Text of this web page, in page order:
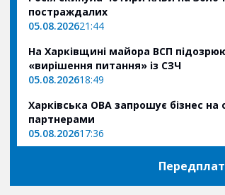
постраждалих
05.08.202621:44
На Харківщині майора ВСП
«вирішення питання» із СЗЧ
05.08.202618:49
Харківська ОВА запрошує бізнес
партнерами
05.08.202617:36